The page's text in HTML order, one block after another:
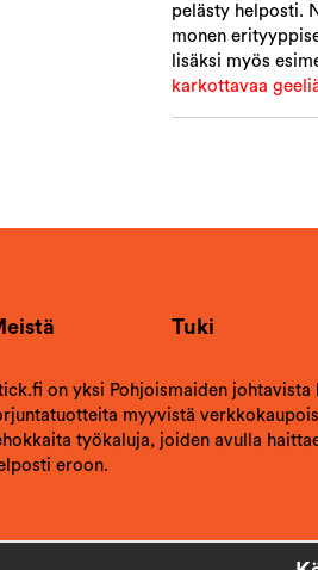
pelästy helposti.
monen
lisäksi myös
karkottavaa
vastaan,
Tuki
on yksi Pohjoismaiden johtavista
myyvistä
työkaluja, joiden avulla
eroon.